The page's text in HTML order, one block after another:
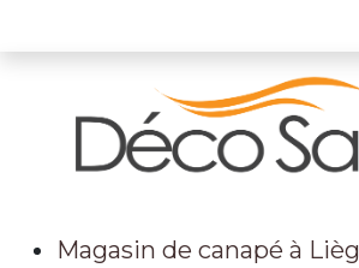
Magasin de canapé à